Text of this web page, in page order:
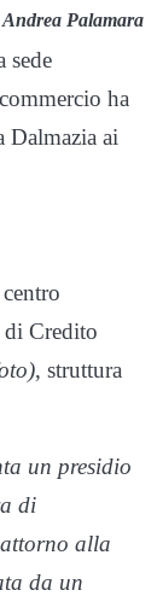
Andrea Palamara
sede
ha
Dalmazia ai
Credito
, struttura
un presidio
di
alla
da un